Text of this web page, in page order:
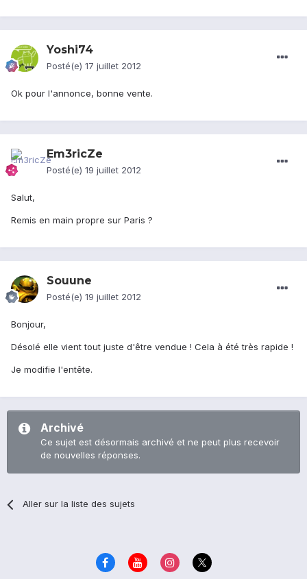
Yoshi74
Posté(e) 17 juillet 2012
Ok pour l'annonce, bonne vente.
Em3ricZe
Posté(e) 19 juillet 2012
Salut,
Remis en main propre sur Paris ?
Souune
Posté(e) 19 juillet 2012
Bonjour,
Désolé elle vient tout juste d'être vendue ! Cela à été très rapide !
Je modifie l'entête.
Archivé
Ce sujet est désormais archivé et ne peut plus recevoir
de nouvelles réponses.
Aller sur la liste des sujets